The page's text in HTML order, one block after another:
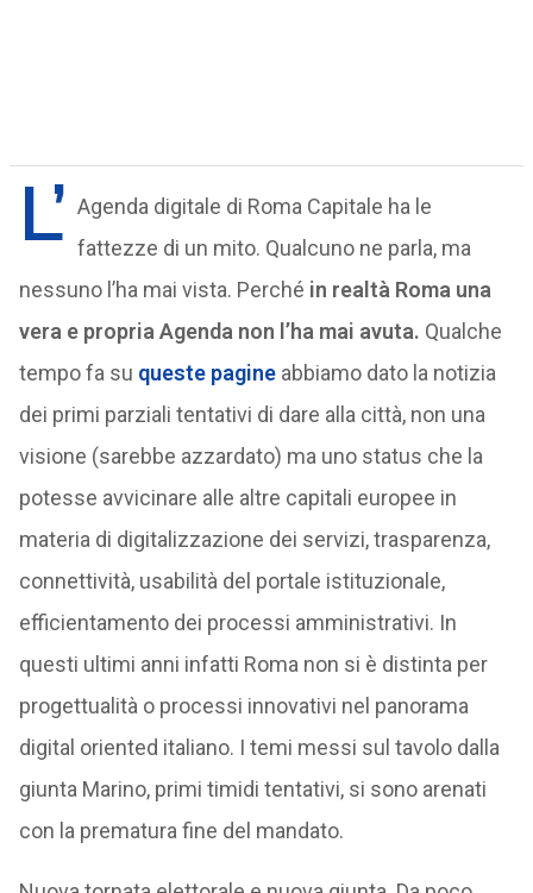
L’ Agenda digitale di Roma Capitale ha le
fattezze di un mito. Qualcuno ne parla, ma
nessuno l’ha mai vista. Perché in realtà Roma una
vera e propria Agenda non l’ha mai avuta. Qualche
tempo fa su queste pagineabbiamo dato la notizia
dei primi parziali tentativi di dare alla città, non una
visione (sarebbe azzardato) ma uno status che la
potesse avvicinare alle altre capitali europee in
materia di digitalizzazione dei servizi, trasparenza,
connettività, usabilità del portale istituzionale,
efficientamento dei processi amministrativi. In
questi ultimi anni infatti Roma non si è distinta per
progettualità o processi innovativi nel panorama
digital oriented italiano. I temi messi sul tavolo dalla
giunta Marino, primi timidi tentativi, si sono arenati
con la prematura fine del mandato.